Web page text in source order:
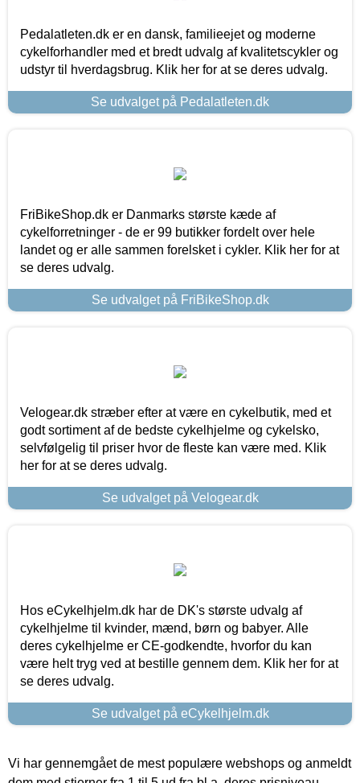
Pedalatleten.dk er en dansk, familieejet og moderne
cykelforhandler med et bredt udvalg af kvalitetscykler og
udstyr til hverdagsbrug. Klik her for at se deres udvalg.
Se udvalget på Pedalatleten.dk
FriBikeShop.dk er Danmarks største kæde af
cykelforretninger - de er 99 butikker fordelt over hele
landet og er alle sammen forelsket i cykler. Klik her for at
se deres udvalg.
Se udvalget på FriBikeShop.dk
Velogear.dk stræber efter at være en cykelbutik, med et
godt sortiment af de bedste cykelhjelme og cykelsko,
selvfølgelig til priser hvor de fleste kan være med. Klik
her for at se deres udvalg.
Se udvalget på Velogear.dk
Hos eCykelhjelm.dk har de DK's største udvalg af
cykelhjelme til kvinder, mænd, børn og babyer. Alle
deres cykelhjelme er CE-godkendte, hvorfor du kan
være helt tryg ved at bestille gennem dem. Klik her for at
se deres udvalg.
Se udvalget på eCykelhjelm.dk
Vi har gennemgået de mest populære webshops og anmeldt